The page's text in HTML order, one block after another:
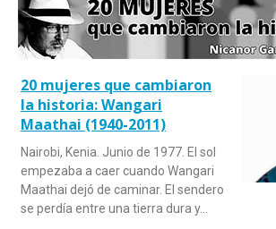
20 mujeres que cambiaron
la historia: Wangari
Maathai (1940-2011)
Nairobi, Kenia. Junio de 1977. El sol
empezaba a caer cuando Wangari
Maathai dejó de caminar. El sendero
se perdía entre una tierra dura y…